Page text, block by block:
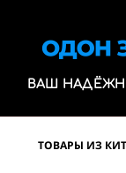
ВАШ
ТОВАРЫ ИЗ